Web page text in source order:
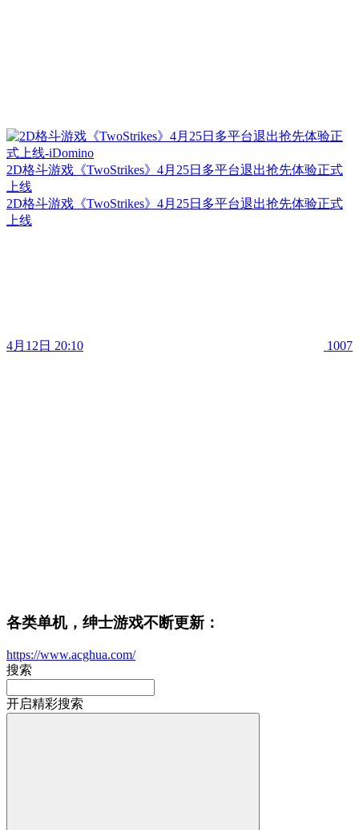
2D格斗游戏《TwoStrikes》4月25日多平台退出抢先体验正式
上线
2D格斗游戏《TwoStrikes》4月25日多平台退出抢先体验正式
上线
4月12日 20:10 1007
各类单机，绅士游戏不断更新：
https://www.acghua.com/
搜索
开启精彩搜索